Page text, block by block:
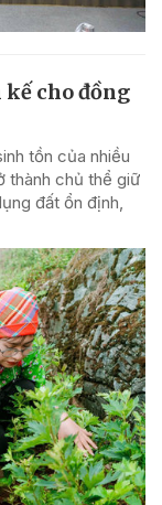
kế cho đồng
tồn của nhiều
thành chủ thể giữ
đất ổn định,